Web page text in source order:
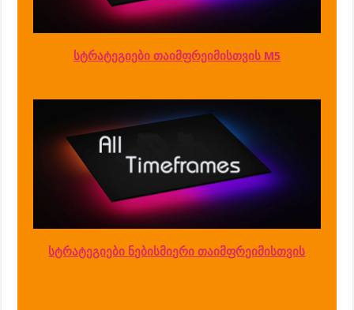
სტრატეგიები თაიმფრეიმისთვის M5
სტრატეგიები ნებისმიერი თაიმფრეიმისთვის